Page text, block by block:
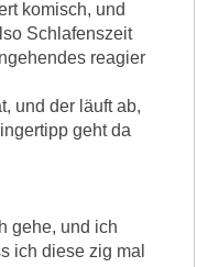
komisch, und
Schlafenszeit
reagier
und der läuft ab,
geht da
gehe, und ich
ich diese zig mal